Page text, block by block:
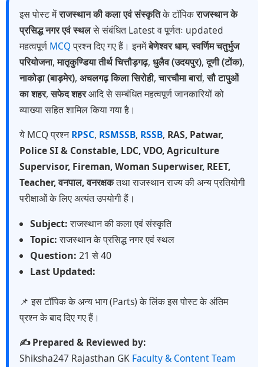
इस पोस्ट मेंराजस्थान की कला एवं संस्कृतिके टॉपिकराजस्थान के
प्रसिद्ध नगर एवं स्थलसे संबंधित Latest व पूर्णतः updated
महत्वपूर्ण MCQप्रश्न दिए गए हैं। इनमेंबेणेश्वर धाम,स्वर्णिम चतुर्भुज
परियोजना,मातृकुण्डिया तीर्थ चित्तौड़गढ़, धुलैव (उदयपुर),दूणी (टोंक),
नाकोड़ा (बाड़मेर), अचलगढ़ किला सिरोही,चारचौमा बारां,सौ टापुओं
का शहर,सफेद शहरआदि से सम्बंधित महत्वपूर्ण जानकारियों को
व्याख्या सहित शामिल किया गया है।
ये MCQ प्रश्नRPSC, RSMSSB, RSSB, RAS, Patwar,
Police SI & Constable, LDC, VDO, Agriculture
Supervisor, Fireman, Woman Superwiser, REET,
Teacher, वनपाल, वनरक्षकतथा राजस्थान राज्य की अन्य प्रतियोगी
परीक्षाओं के लिए अत्यंत उपयोगी हैं।
Subject:राजस्थान की कला एवं संस्कृति
Topic:राजस्थान के प्रसिद्ध नगर एवं स्थल
Question: 21 से 40
Last Updated:
📌 इस टॉपिक के अन्य भाग (Parts) के लिंक इस पोस्ट के अंतिम
प्रश्न के बाद दिए गए हैं।
✍️ Prepared & Reviewed by:
Shiksha247 Rajasthan GK Faculty & Content Team